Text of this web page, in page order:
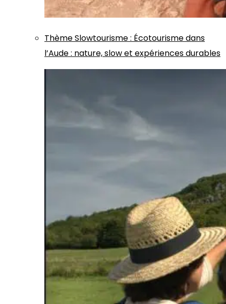
ThèmeSlowtourisme: Écotourisme dans
l’Aude : nature, slow et expériences durables